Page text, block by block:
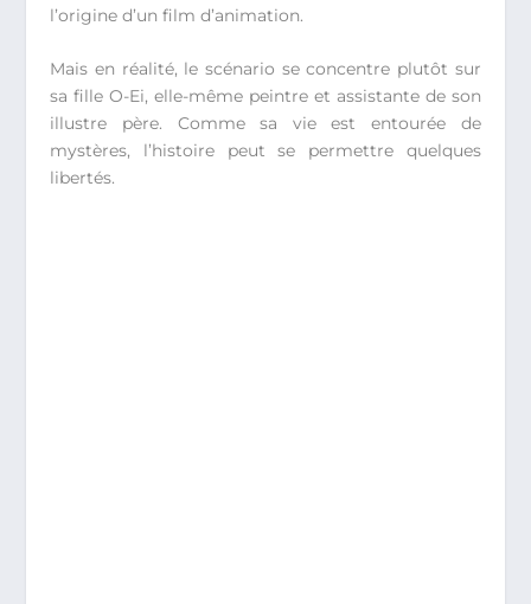
l’origine d’un film d’animation.
Mais en réalité, le scénario se concentre plutôt sur
sa fille O-Ei, elle-même peintre et assistante de son
illustre père. Comme sa vie est entourée de
mystères, l’histoire peut se permettre quelques
libertés.